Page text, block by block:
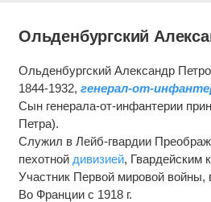
Ольденбургский
Ольденбургский Александр
1844-1932,генерал-от-
Сын генерала-от-инфантерии
Петра).
Служил в Лейб-гвардии
пехотной дивизией, Гвардейским
Участник Первой мировой войны,
Во Франции с 1918 г.